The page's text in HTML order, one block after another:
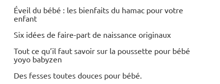
Éveil du bébé : les bienfaits du hamac pour votre
enfant
Six idées de faire-part de naissance originaux
Tout ce qu’il faut savoir sur la poussette pour bébé
yoyo babyzen
Des fesses toutes douces pour bébé.